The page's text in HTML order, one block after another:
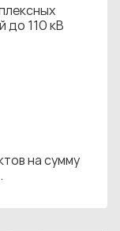
до 110 кВ
на сумму